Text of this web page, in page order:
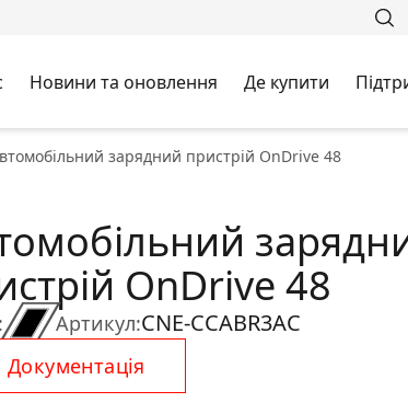
Новини та оновлення Де купити
зарядний пристрій OnDrive 48
OnDrive 48
Артикул:CNE-CCABR3AC
Документація